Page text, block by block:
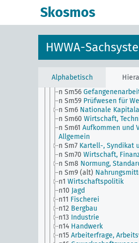
Skosmos
HWWA-
Alphabetisch
n Sm508 (A10)
n Sm52 (alt)
Immaterieller
n Sm55 (alt)
Public
dienende Versorgungs-
n Sm56
n Sm59 Prüfwesen für
n Sm6 Nationale
n Sm60 Wirtschaft,
n Sm61 Aufkommen und
Allgemein
n Sm7 Kartell-, Syndikat
n Sm70 Wirtschaft,
n Sm8 Normung,
n Sm9 (alt)
n1 Wirtschaftspolitik
n10 Jagd
n11 Fischerei
n12 Bergbau
n13 Industrie
n14 Handwerk
n15 Arbeiterfrage,